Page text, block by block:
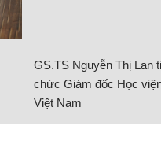
GS.TS Nguyễn Thị Lan
chức Giám đốc Học
Việt Nam